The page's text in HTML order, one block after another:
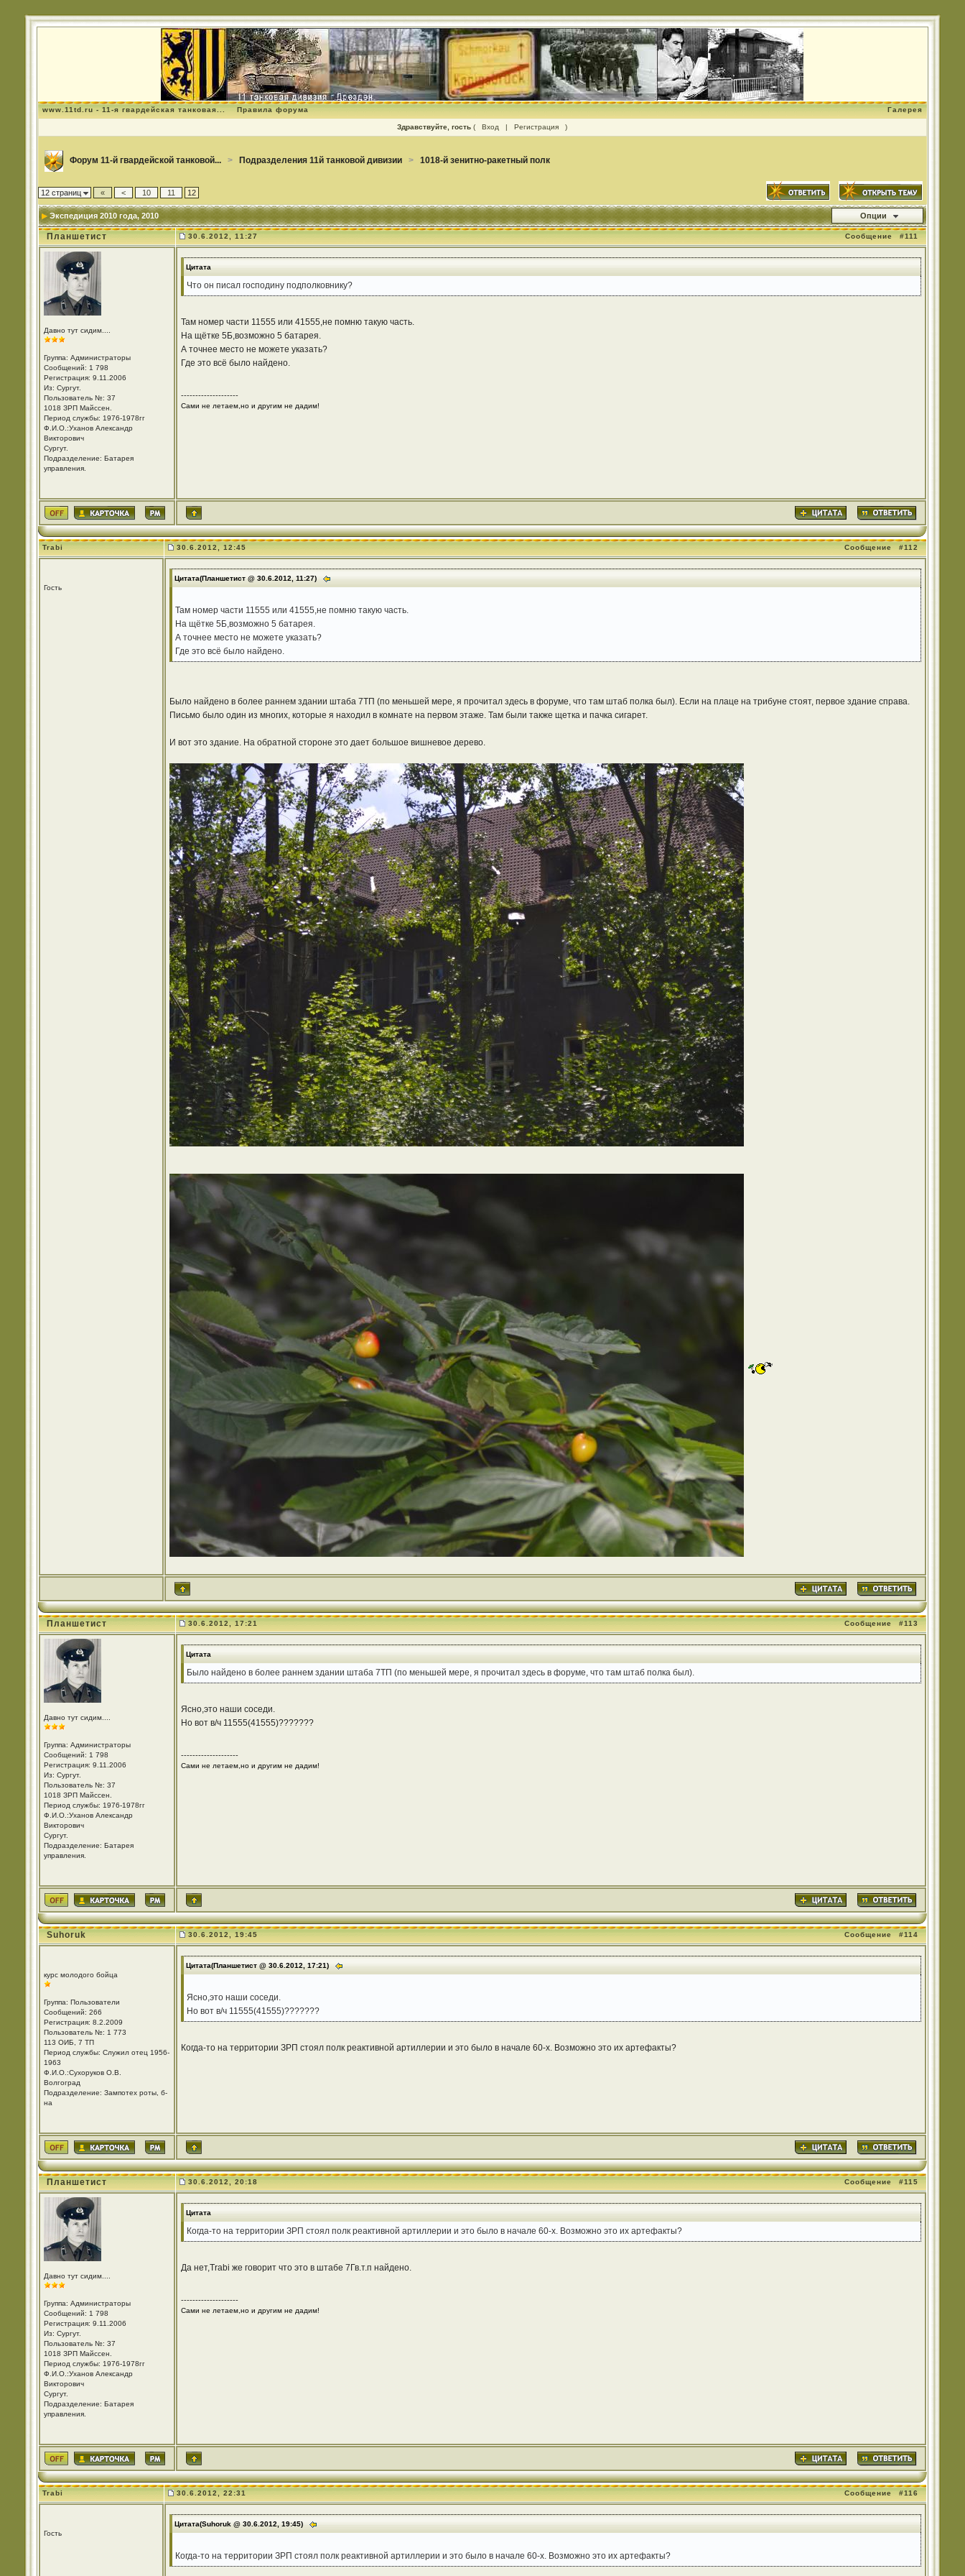
www.11td.ru - 11-я гвардейская танковая... Правила форума Галерея
Здравствуйте, гость ( Вход | Регистрация )
Форум 11-й гвардейской танковой... > Подразделения 11й танковой дивизии > 1018-й зенитно-ракетный полк
12 страниц « < 10 11 12
Экспедиция 2010 года, 2010 Опции
Планшетист 30.6.2012, 11:27 Сообщение #111
Давно тут сидим....
Группа: Администраторы
Сообщений: 1 798
Регистрация: 9.11.2006
Из: Cургут.
Пользователь №: 37
1018 ЗРП Майссен.
Период службы: 1976-1978гг
Ф.И.О.:Уханов Александр
Викторович
Cургут.
Подразделение: Батарея
управления.
Цитата
Что он писал господину подполковнику?
Там номер части 11555 или 41555,не помню такую часть.
На щётке 5Б,возможно 5 батарея.
А точнее место не можете указать?
Где это всё было найдено.
--------------------
Сами не летаем,но и другим не дадим!
Trabi 30.6.2012, 12:45 Сообщение #112
Гость
Цитата(Планшетист @ 30.6.2012, 11:27)
Там номер части 11555 или 41555,не помню такую часть.
На щётке 5Б,возможно 5 батарея.
А точнее место не можете указать?
Где это всё было найдено.
Было найдено в более раннем здании штаба 7ТП (по меньшей мере, я прочитал здесь в форуме, что там штаб полка был). Если на плаце на трибуне стоят, первое здание справа.
Письмо было один из многих, которые я находил в комнате на первом этаже. Там были также щетка и пачка сигарет.
И вот это здание. На обратной стороне это дает большое вишневое дерево.
Планшетист 30.6.2012, 17:21 Сообщение #113
Давно тут сидим....
Группа: Администраторы
Сообщений: 1 798
Регистрация: 9.11.2006
Из: Cургут.
Пользователь №: 37
1018 ЗРП Майссен.
Период службы: 1976-1978гг
Ф.И.О.:Уханов Александр
Викторович
Cургут.
Подразделение: Батарея
управления.
Цитата
Было найдено в более раннем здании штаба 7ТП (по меньшей мере, я прочитал здесь в форуме, что там штаб полка был).
Ясно,это наши соседи.
Но вот в/ч 11555(41555)???????
--------------------
Сами не летаем,но и другим не дадим!
Suhoruk 30.6.2012, 19:45 Сообщение #114
курс молодого бойца
Группа: Пользователи
Сообщений: 266
Регистрация: 8.2.2009
Пользователь №: 1 773
113 ОИБ, 7 ТП
Период службы: Служил отец 1956-
1963
Ф.И.О.:Сухоруков О.В.
Волгоград
Подразделение: Зампотех роты, б-
на
Цитата(Планшетист @ 30.6.2012, 17:21)
Ясно,это наши соседи.
Но вот в/ч 11555(41555)???????
Когда-то на территории ЗРП стоял полк реактивной артиллерии и это было в начале 60-х. Возможно это их артефакты?
Планшетист 30.6.2012, 20:18 Сообщение #115
Давно тут сидим....
Группа: Администраторы
Сообщений: 1 798
Регистрация: 9.11.2006
Из: Cургут.
Пользователь №: 37
1018 ЗРП Майссен.
Период службы: 1976-1978гг
Ф.И.О.:Уханов Александр
Викторович
Cургут.
Подразделение: Батарея
управления.
Цитата
Когда-то на территории ЗРП стоял полк реактивной артиллерии и это было в начале 60-х. Возможно это их артефакты?
Да нет,Trabi же говорит что это в штабе 7Гв.т.п найдено.
--------------------
Сами не летаем,но и другим не дадим!
Trabi 30.6.2012, 22:31 Сообщение #116
Гость
Цитата(Suhoruk @ 30.6.2012, 19:45)
Когда-то на территории ЗРП стоял полк реактивной артиллерии и это было в начале 60-х. Возможно это их артефакты?